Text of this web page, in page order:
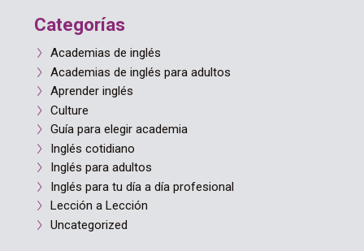
Categorías
Academias de inglés
Academias de inglés para adultos
Aprender inglés
Culture
Guía para elegir academia
Inglés cotidiano
Inglés para adultos
Inglés para tu día a día profesional
Lección a Lección
Uncategorized